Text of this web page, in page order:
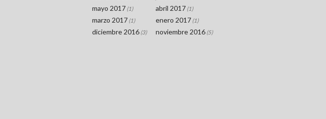
mayo 2017 (1) abril 2017 (1)
marzo 2017 (1) enero 2017 (1)
diciembre 2016 (3) noviembre 2016 (5)